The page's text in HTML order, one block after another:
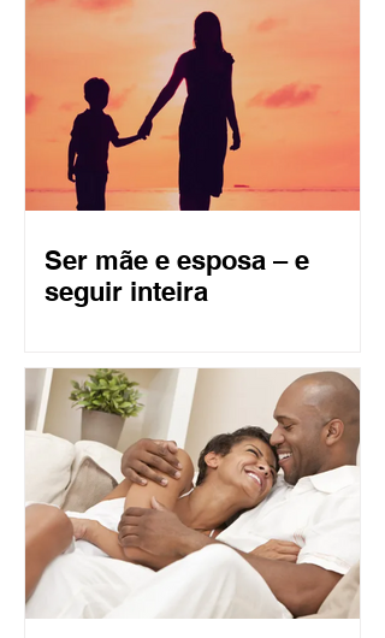
Ser mãe e esposa – e
seguir inteira